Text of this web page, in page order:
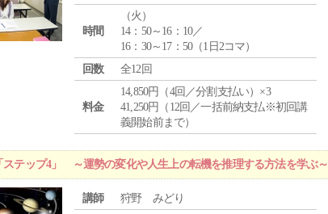
時間
（火 ）
14：50～16：10／
16：30～17：50（1日2コマ）
回数
全12回
料金
14,850円（4回／分割支払い）×3
41,250円（12回／一括前納支払※初回講
義開始前まで）
ステップ4」 ～運勢の変化や人生上の転機を推理する方法を学ぶ～
講師 狩野 みどり